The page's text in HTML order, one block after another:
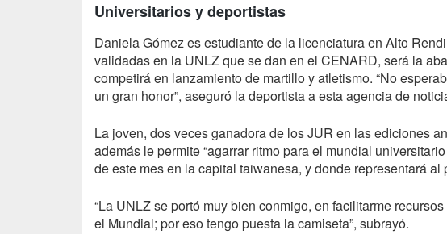
Universitarios y deportistas
Daniela Gómez es estudiante de la licenciatura en Alto
validadas en la UNLZque se dan en el CENARD, será la
competirá en lanzamiento de martillo y atletismo. “No
un gran honor”, aseguró la deportista a esta agencia de
La joven, dos veces ganadora de losJUR en las ediciones
además le permite “agarrar ritmo para el mundial
de este mes en la capital taiwanesa, y donde representará
“La UNLZse portó muy bien conmigo, en facilitarme
el Mundial; por eso tengo puesta la camiseta”, subrayó.